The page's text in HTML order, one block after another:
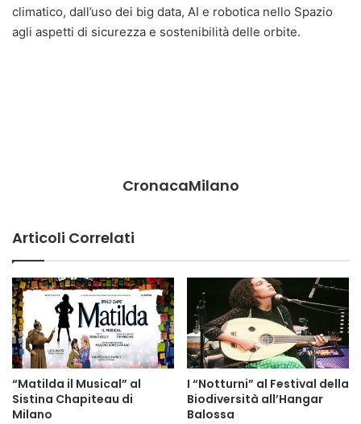
climatico, dall’uso dei big data, AI e robotica nello Spazio
agli aspetti di sicurezza e sostenibilità delle orbite.
CronacaMilano
Articoli Correlati
“Matilda il Musical” al
Sistina Chapiteau di
Milano
I “Notturni” al Festival della
Biodiversità all’Hangar
Balossa